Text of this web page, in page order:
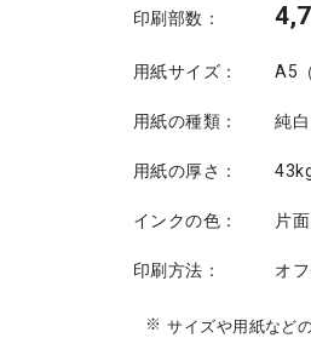
印刷部数：
用紙サイズ： A5
用紙の種類： 純
用紙の厚さ：
インクの色： 片
印刷方法： オ
サイズや用紙など